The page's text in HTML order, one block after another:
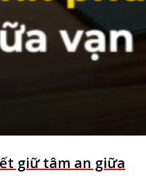
giữ tâm an giữa